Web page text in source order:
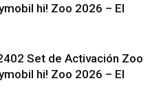
hi! Zoo 2026 – El
Set de Activación Zoo
hi! Zoo 2026 – El